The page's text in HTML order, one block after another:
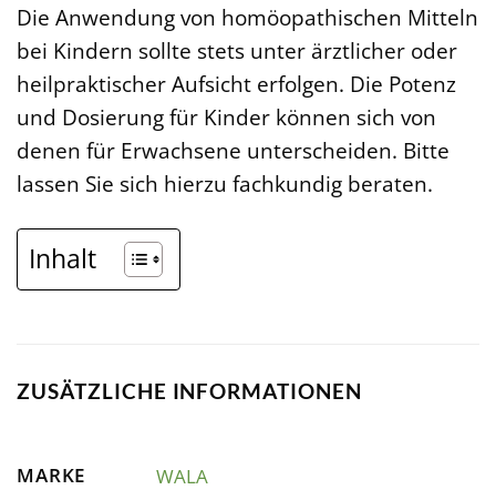
Die Anwendung von homöopathischen Mitteln
bei Kindern sollte stets unter ärztlicher oder
heilpraktischer Aufsicht erfolgen. Die Potenz
und Dosierung für Kinder können sich von
denen für Erwachsene unterscheiden. Bitte
lassen Sie sich hierzu fachkundig beraten.
Inhalt
ZUSÄTZLICHE INFORMATIONEN
MARKE WALA